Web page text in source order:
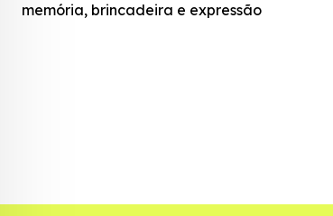
memória, brincadeira e expressão